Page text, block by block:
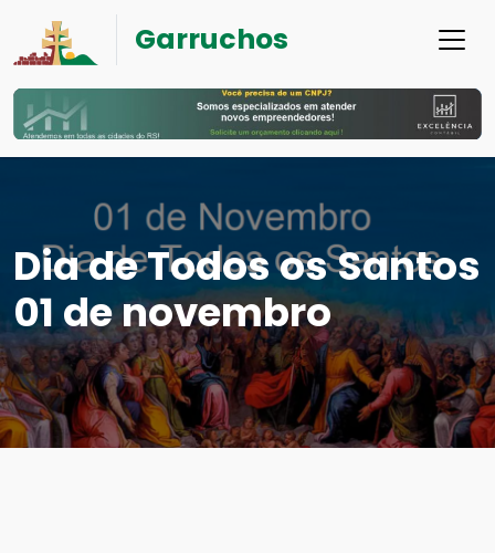
Garruchos
Dia de Todos os Santos
01 de novembro